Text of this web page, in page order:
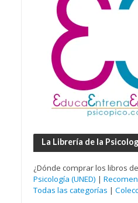
La Librería de la
¿Dónde comprar los libros
Psicología (UNED) |
Todas las categorías |